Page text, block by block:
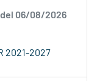
del 06/08/2026
2021-2027